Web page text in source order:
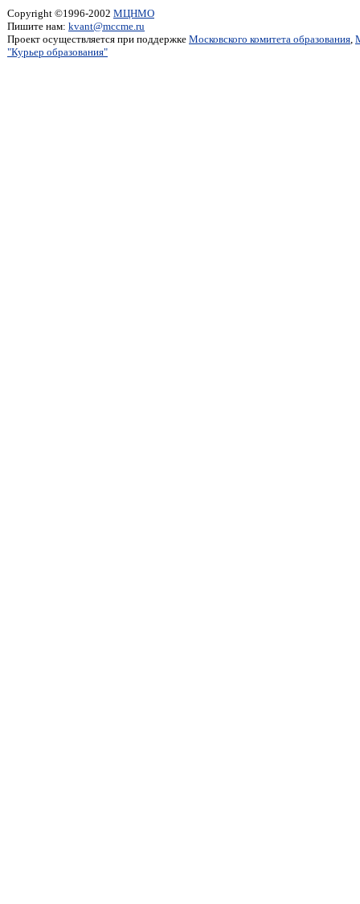
Copyright ©1996-2002 МЦНМО
Пишите нам: kvant@mccme.ru
Проект осуществляется при поддержке Московского комитета образования,
"Курьер образования"